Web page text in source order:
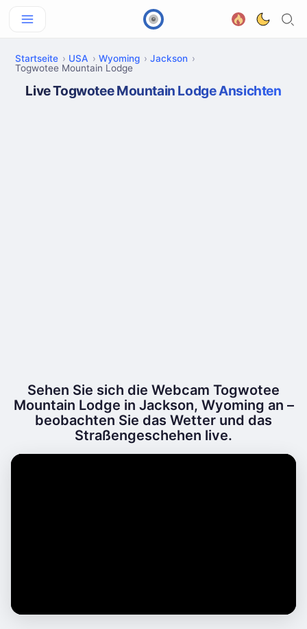
Startseite USA Wyoming
Jackson
Togwotee Mountain Lodge
Live Togwotee Mountain Lodge Ansichten
Sehen Sie sich die Webcam Togwotee
Mountain Lodge in Jackson, Wyoming an –
beobachten Sie das Wetter und das
Straßengeschehen live.